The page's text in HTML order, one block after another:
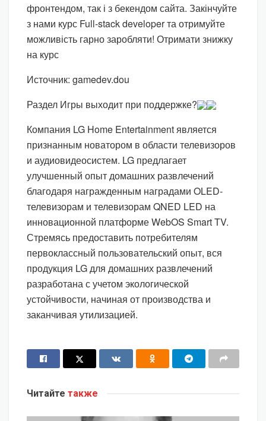
фронтендом, так і з бекендом сайта. Закінчуйте
з нами курс Full-stack developer та отримуйте
можливість гарно заробляти! Отримати знижку
на курс
Источник: gamedev.dou
Раздел Игры выходит при поддержке?
Компания LG Home Entertainment является
признанным новатором в области телевизоров
и аудиовидеосистем. LG предлагает
улучшенный опыт домашних развлечений
благодаря награжденным наградами OLED-
телевизорам и телевизорам QNED LED на
инновационной платформе WebOS Smart TV.
Стремясь предоставить потребителям
первоклассный пользовательский опыт, вся
продукция LG для домашних развлечений
разработана с учетом экологической
устойчивости, начиная от производства и
заканчивая утилизацией.
Читайте также